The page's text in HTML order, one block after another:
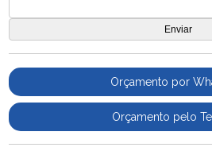
Orçamento por
Orçamento pelo